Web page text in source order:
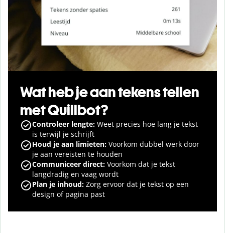
Wat heb je aan tekens tellen
met Quillbot?
Controleer lengte: Weet precies hoe lang je tekst
is terwijl je schrijft
Houd je aan limieten: Voorkom dubbel werk door
je aan vereisten te houden
Communiceer direct: Voorkom dat je tekst
langdradig en vaag wordt
Plan je inhoud: Zorg ervoor dat je tekst op een
design of pagina past